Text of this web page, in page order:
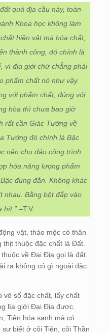
quả địa cầu này, toàn
Khoa học không làm
hiện vật mà hóa chất,
thành công, đó chính là
vì địa giới chứ chẳng phải
phẩm chất nó như vậy.
với phẩm chất, đúng với
hòa thì chưa bao giờ
rất cần Giác Tướng về
Tướng đó chính là Bậc
nên chu đáo công trình
hóa năng lượng phẩm
đúng đắn. Không khác
nhau. Bằng bột đắp vào
hít.” –T.V.
vật, thảo mộc có thân
thuộc đặc chất là Đất.
về Đại Địa gọi là đất
ra không có gì ngoài đặc
vô số đặc chất, lấy chất
lìa giới Đại Địa được.
Tiên hóa sanh mà có
biết ở cõi Tiên, cõi Thần